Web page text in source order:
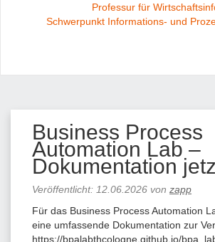
Professur für
Schwerpunkt Informations- und
Business Process
Automation Lab –
Dokumentation
Veröffentlicht: 12.06.2026 von zapp
Für das Business Process Automation
eine umfassende Dokumentation zur
https://bpalabthcologne.github.io/